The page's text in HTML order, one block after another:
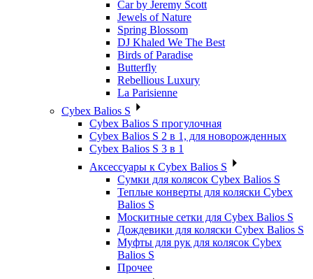
Car by Jeremy Scott
Jewels of Nature
Spring Blossom
DJ Khaled We The Best
Birds of Paradise
Butterfly
Rebellious Luxury
La Parisienne
Cybex Balios S
Cybex Balios S прогулочная
Cybex Balios S 2 в 1, для новорожденных
Cybex Balios S 3 в 1
Аксессуары к Cybex Balios S
Сумки для колясок Cybex Balios S
Теплые конверты для коляски Cybex
Balios S
Москитные сетки для Cybex Balios S
Дождевики для коляски Cybex Balios S
Муфты для рук для колясок Cybex
Balios S
Прочее